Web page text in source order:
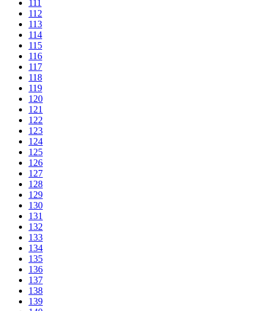
111
112
113
114
115
116
117
118
119
120
121
122
123
124
125
126
127
128
129
130
131
132
133
134
135
136
137
138
139